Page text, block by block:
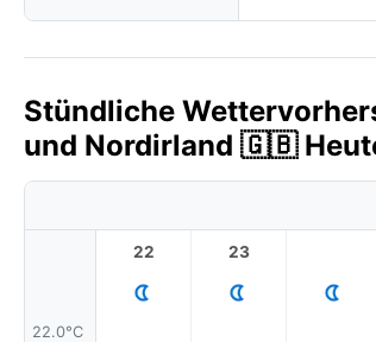
Stündliche
und Nordirland 🇬🇧
22.0°C
22 23